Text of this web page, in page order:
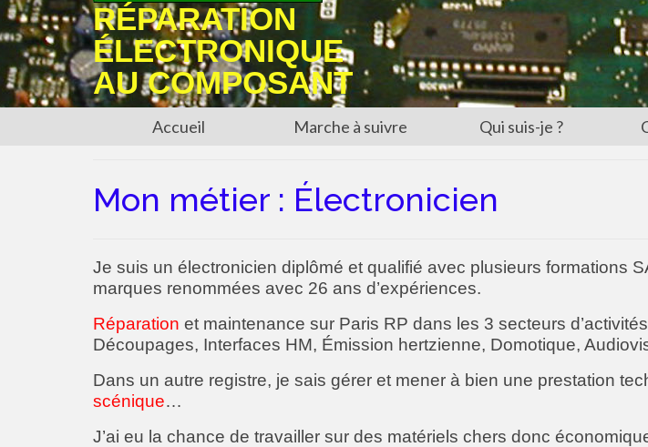
RÉPARATION
ÉLECTRONIQUE
AU COMPOSANT
Accueil Marche à suivre Qui suis-je ?
Mon métier : Électronicien
Je suis un électronicien diplômé et qualifié avec plusieurs formations
marques renommées avec 26 ans d’expériences.
Réparation et maintenance sur Paris RP dans les 3 secteurs
Découpages, Interfaces HM, Émission hertzienne, Domotique,
Dans un autre registre, je sais gérer et mener à bien une prestation
scénique…
J’ai eu la chance de travailler sur des matériels chers donc